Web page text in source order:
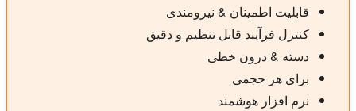
قابلیت اطمینان & نیرومندی
کنترل فرآیند قابل تنظیم و دقیق
دسته & درون خطی
برای هر حجمی
نرم افزار هوشمند